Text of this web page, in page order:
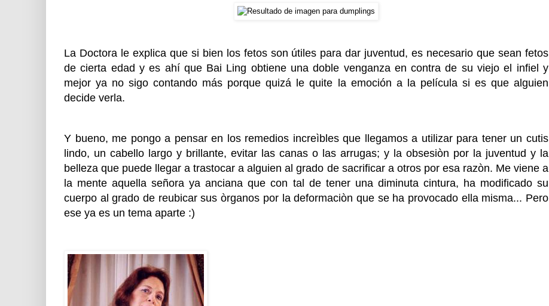
La Doctora le explica que si bien los fetos son útiles para dar juventud, es necesario que sean fetos
de cierta edad y es ahí que Bai Ling obtiene una doble venganza en contra de su viejo el infiel y
mejor ya no sigo contando más porque quizá le quite la emoción a la película si es que alguien
decide verla.
Y bueno, me pongo a pensar en los remedios increìbles que llegamos a utilizar para tener un cutis
lindo, un cabello largo y brillante, evitar las canas o las arrugas; y la obsesiòn por la juventud y la
belleza que puede llegar a trastocar a alguien al grado de sacrificar a otros por esa razòn. Me viene a
la mente aquella señora ya anciana que con tal de tener una diminuta cintura, ha modificado su
cuerpo al grado de reubicar sus òrganos por la deformaciòn que se ha provocado ella misma... Pero
ese ya es un tema aparte :)